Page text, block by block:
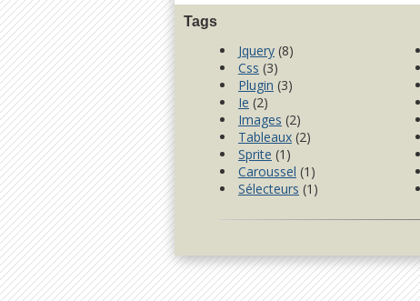
Tags
Jquery (8)
Css (3)
Plugin (3)
Ie (2)
Images (2)
Tableaux (2)
Sprite (1)
Caroussel (1)
Sélecteurs (1)